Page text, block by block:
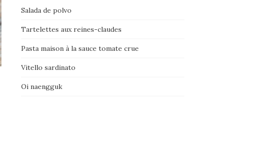
Salada de polvo
Tartelettes aux reines-claudes
Pasta maison à la sauce tomate crue
Vitello sardinato
Oi naengguk